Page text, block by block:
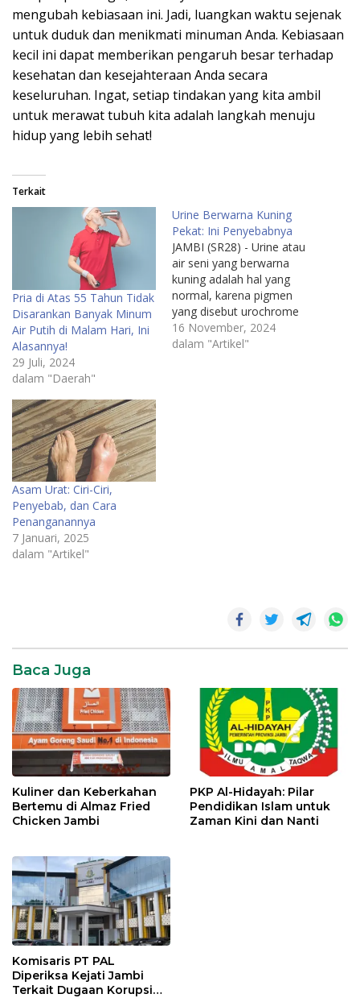
mengubah kebiasaan ini. Jadi, luangkan waktu sejenak
untuk duduk dan menikmati minuman Anda. Kebiasaan
kecil ini dapat memberikan pengaruh besar terhadap
kesehatan dan kesejahteraan Anda secara
keseluruhan. Ingat, setiap tindakan yang kita ambil
untuk merawat tubuh kita adalah langkah menuju
hidup yang lebih sehat!
Terkait
Pria di Atas 55 Tahun Tidak
Disarankan Banyak Minum
Air Putih di Malam Hari, Ini
Alasannya!
29 Juli, 2024
dalam "Daerah"
Urine Berwarna Kuning
Pekat: Ini Penyebabnya
JAMBI (SR28) - Urine atau
air seni yang berwarna
kuning adalah hal yang
normal, karena pigmen
yang disebut urochrome
memberikan warna
tersebut. Namun, jika urine
16 November, 2024
dalam "Artikel"
Asam Urat: Ciri-Ciri,
Penyebab, dan Cara
Penanganannya
7 Januari, 2025
dalam "Artikel"
sambil
berdiri
Baca Juga
Kuliner dan Keberkahan
Bertemu di Almaz Fried
Chicken Jambi
PKP Al-Hidayah: Pilar
Pendidikan Islam untuk
Zaman Kini dan Nanti
Komisaris PT PAL
Diperiksa Kejati Jambi
Terkait Dugaan Korupsi